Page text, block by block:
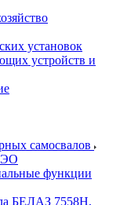
установок
устройств и
самосвалов
функции
БЕЛАЗ 7558H,